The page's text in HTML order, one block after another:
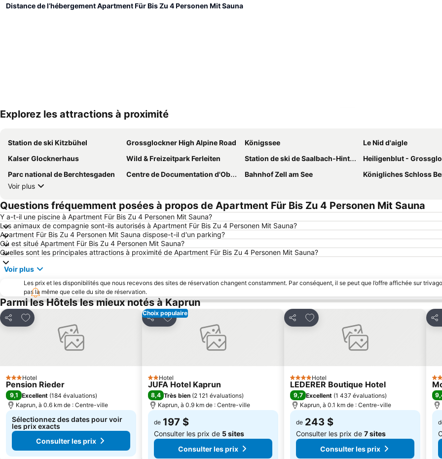
Distance de l’hébergement Apartment Für Bis Zu 4 Personen Mit Sauna
Explorez les attractions à proximité
Station de ski Kitzbühel Grossglockner High Alpine Road Königssee
Le Nid d'aigle
Kalser Glocknerhaus
Wild & Freizeitpark Ferleiten Station de ski de Saalbach-Hinterglemm
Heiligenblut -
Parc national de Berchtesgaden
Centre de Documentation d'Obersalzberg Bahnhof Zell am See
Königliches Schloss
Voir plus
Questions fréquemment posées à propos de Apartment Für Bis Zu 4 Personen Mit Sauna
Y a-t-il une piscine à Apartment Für Bis Zu 4 Personen Mit Sauna?
Les animaux de compagnie sont-ils autorisés à Apartment Für Bis Zu 4 Personen Mit Sauna?
Apartment Für Bis Zu 4 Personen Mit Sauna dispose-t-il d'un parking?
Où est situé Apartment Für Bis Zu 4 Personen Mit Sauna?
Quelles sont les principales attractions à proximité de Apartment Für Bis Zu 4 Personen Mit Sauna?
Voir plus
Les prix et les disponibilités que nous recevons des sites de réservation changent constamment. Par conséquent, il se peut que l’offre affichée sur
pas la même que celle du site de réservation.
Parmi les Hôtels les mieux notés à Kaprun
Partager
Ajouter à mes favoris
3 Étoiles
Hotel
Pension Rieder
9,1 Excellent (184 évaluations)
Kaprun, à 0.6 km de : Centre-ville
Sélectionnez des dates pour voir
les prix exacts
Consulter les prix
Choix populaire
Partager
Ajouter à mes favoris
2 Étoiles
Hotel
JUFA Hotel Kaprun
8,4 Très bien (2 121 évaluations)
Kaprun, à 0.9 km de : Centre-ville
de 197 $
Consulter les prix de 5 sites
Consulter les prix
Partager
Ajouter à mes favoris
4 ÉtoilesHotel
LEDERER Boutique Hotel
9,7 Excellent (1 437 évaluations)
Kaprun, à 0.1 km de : Centre-ville
de 243 $
Consulter les prix de 7 sites
Consulter les prix
4